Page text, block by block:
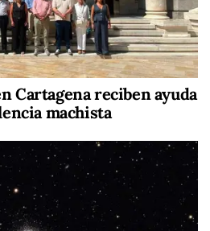
Cartagena reciben ayuda
machista